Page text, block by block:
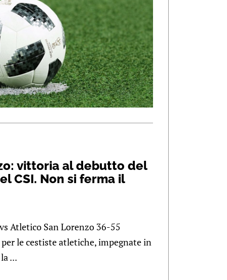
vittoria al debutto del
CSI. Non si ferma il
Atletico San Lorenzo 36-55
le cestiste atletiche, impegnate in
...